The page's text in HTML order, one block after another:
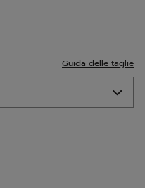
Guida delle taglie